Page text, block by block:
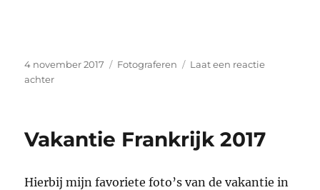
Geplaatst
op
4 november 2017 Categorieën
Fotograferen
Laat een reactie
achterop
Vakantie Frankrijk 2017
Hierbij mijn favoriete foto’s van de vakantie in